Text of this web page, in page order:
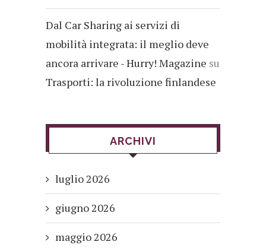
Dal Car Sharing ai servizi di
mobilità integrata: il meglio deve
ancora arrivare - Hurry! Magazine su
Trasporti: la rivoluzione finlandese
ARCHIVI
luglio 2026
giugno 2026
maggio 2026